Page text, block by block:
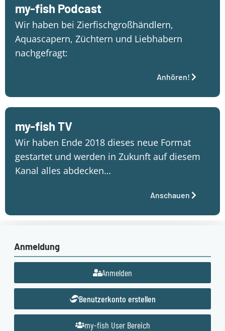
my-fish Podcast
Wir haben bei Zierfischgroßhändlern,
Aquascapern, Züchtern und Liebhabern
nachgefragt:
Anhören!
my-fish TV
Wir haben Ende 2018 dieses neue Format
gestartet und werden in Zukunft auf diesem
Kanal alles abdecken…
Anschauen
Anmeldung
Anmelden
Benutzerkonto erstellen
my-fish User Bereich